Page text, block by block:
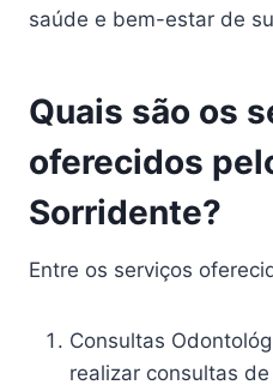
saúde e bem-estar de
Quais são os
oferecidos
Sorridente?
Entre os serviços
Consultas
realizar consultas